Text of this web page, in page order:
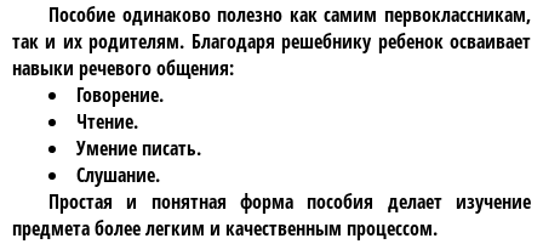
Пособие одинаково полезно как самим первоклассникам,
так и их родителям. Благодарярешебнику ребенок осваивает
навыки речевого общения:
Говорение.
Чтение.
Умение писать.
Слушание.
Простая и понятная форма пособия делает изучение
предмета более легким и качественным процессом.